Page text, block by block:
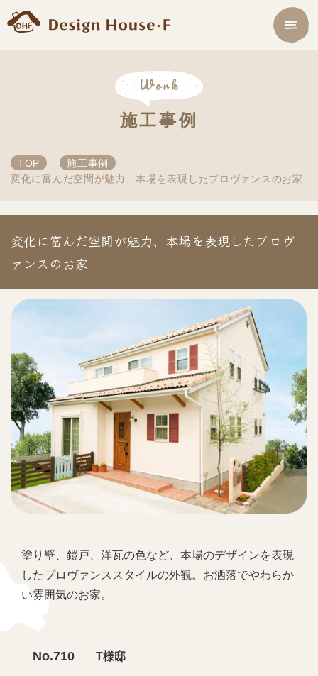
Work
施工事例
TOP
施工事例
変化に富んだ空間が魅力、本場を表現したプロヴァンスのお家
変化に富んだ空間が魅力、本場を表現したプロヴ
ァンスのお家
塗り壁、鎧戸、洋瓦の色など、本場のデザインを表現
したプロヴァンススタイルの外観。お洒落でやわらか
い雰囲気のお家。
No.710 T様邸